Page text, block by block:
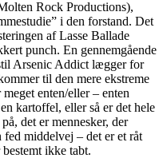
Rock Productions),
i den forstand. Det
af Lasse Ballade
punch. En gennemgående
Arsenic Addict lægger for
til den mere ekstreme
enten/eller – enten
kartoffel, eller så er det hele
det er mennesker, der
middelvej – det er et råt
ikke tabt.